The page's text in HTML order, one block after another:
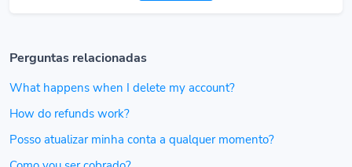
Perguntas relacionadas
What happens when I delete my account?
How do refunds work?
Posso atualizar minha conta a qualquer momento?